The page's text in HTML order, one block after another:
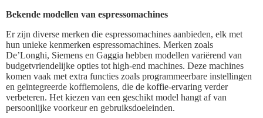
Bekende modellen van espressomachines
Er zijn diverse merken die espressomachines aanbieden, elk met
hun unieke kenmerken espressomachines. Merken zoals
De’Longhi, Siemens en Gaggia hebben modellen variërend van
budgetvriendelijke opties tot high-end machines. Deze machines
komen vaak met extra functies zoals programmeerbare instellingen
en geïntegreerde koffiemolens, die de koffie-ervaring verder
verbeteren. Het kiezen van een geschikt model hangt af van
persoonlijke voorkeur en gebruiksdoeleinden.